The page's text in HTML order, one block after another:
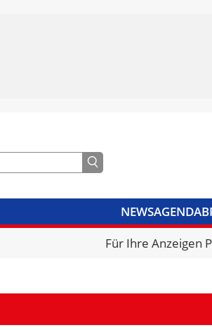
NEWSAGENDA
VIDEOSBIBLIOTHEK
Für Ihre Anzeigen